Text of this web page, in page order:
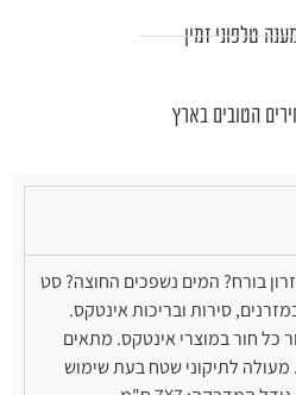
טלפוני זמין
הטובים בארץ
בורח? המים נשפכים החוצה? סט
במזרנים, סירות ובריכות אינטקס.
כל חור במוצרי אינטקס. מתאים
מעולה לתיקוני שטח בעת שימוש